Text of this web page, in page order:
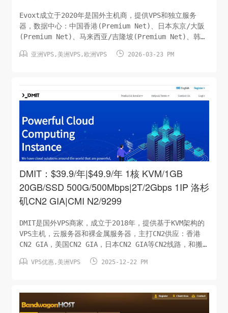
Evoxt成立于2020年是国外主机商，提供VPS和独立服务
器，数据中心：中国香港(Premium Net)、日本东京/大阪
(Premium Net)、马来西亚/吉隆坡(Premium Net)、韩国
黎、荷兰阿姆斯特丹、波兰、加拿大蒙特利尔、印度尼西
核内存：512 MB硬盘：5GB/SSD月流量：Premium
Net/250G|500G/1Gbps虚拟架构：KVM系统：LinuxIP：1
 亚洲VPS, 美洲VPS,欧洲VPS  2026-03-23 PM
DMIT：$39.9/年|$49.9/年 1核 KVM/1GB
20GB/SSD 500G/500Mbps|2T/2Gbps 1IP 洛杉
矶CN2 GIA|CMI N2/9299
DMIT是国外VPS商家，成立于2018年，提供基于KVM架构的
VPS主机，云服务器和裸金属服务器，主打CN2供应：香港
CN2 GIA，美国CN2 GIA，日本CN2 GIA等CN2线路，和搬
家不错的选择，下列为CMIN2/9299线路VPS，移动CMIN2回
500G/500Mbps虚拟架构：KVM系统：LinuxIP：1个/IPv4
价格：$39.9/年洛杉矶CM2 GIA（购买链接）CPU：1 核内
 VPS优惠, 美洲VPS  2025-12-22 PM